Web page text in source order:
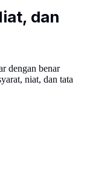
dan
dengan benar
niat, dan tata